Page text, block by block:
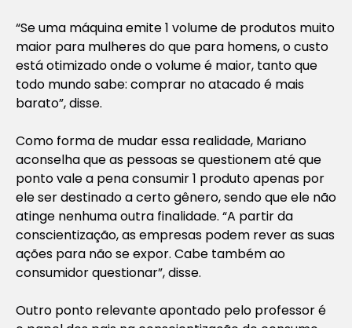
“Se uma máquina emite 1 volume de produtos muito
maior para mulheres do que para homens, o custo
está otimizado onde o volume é maior, tanto que
todo mundo sabe: comprar no atacado é mais
barato”, disse.
Como forma de mudar essa realidade, Mariano
aconselha que as pessoas se questionem até que
ponto vale a pena consumir 1 produto apenas por
ele ser destinado a certo gênero, sendo que ele não
atinge nenhuma outra finalidade. “A partir da
conscientização, as empresas podem rever as suas
ações para não se expor. Cabe também ao
consumidor questionar”, disse.
Outro ponto relevante apontado pelo professor é